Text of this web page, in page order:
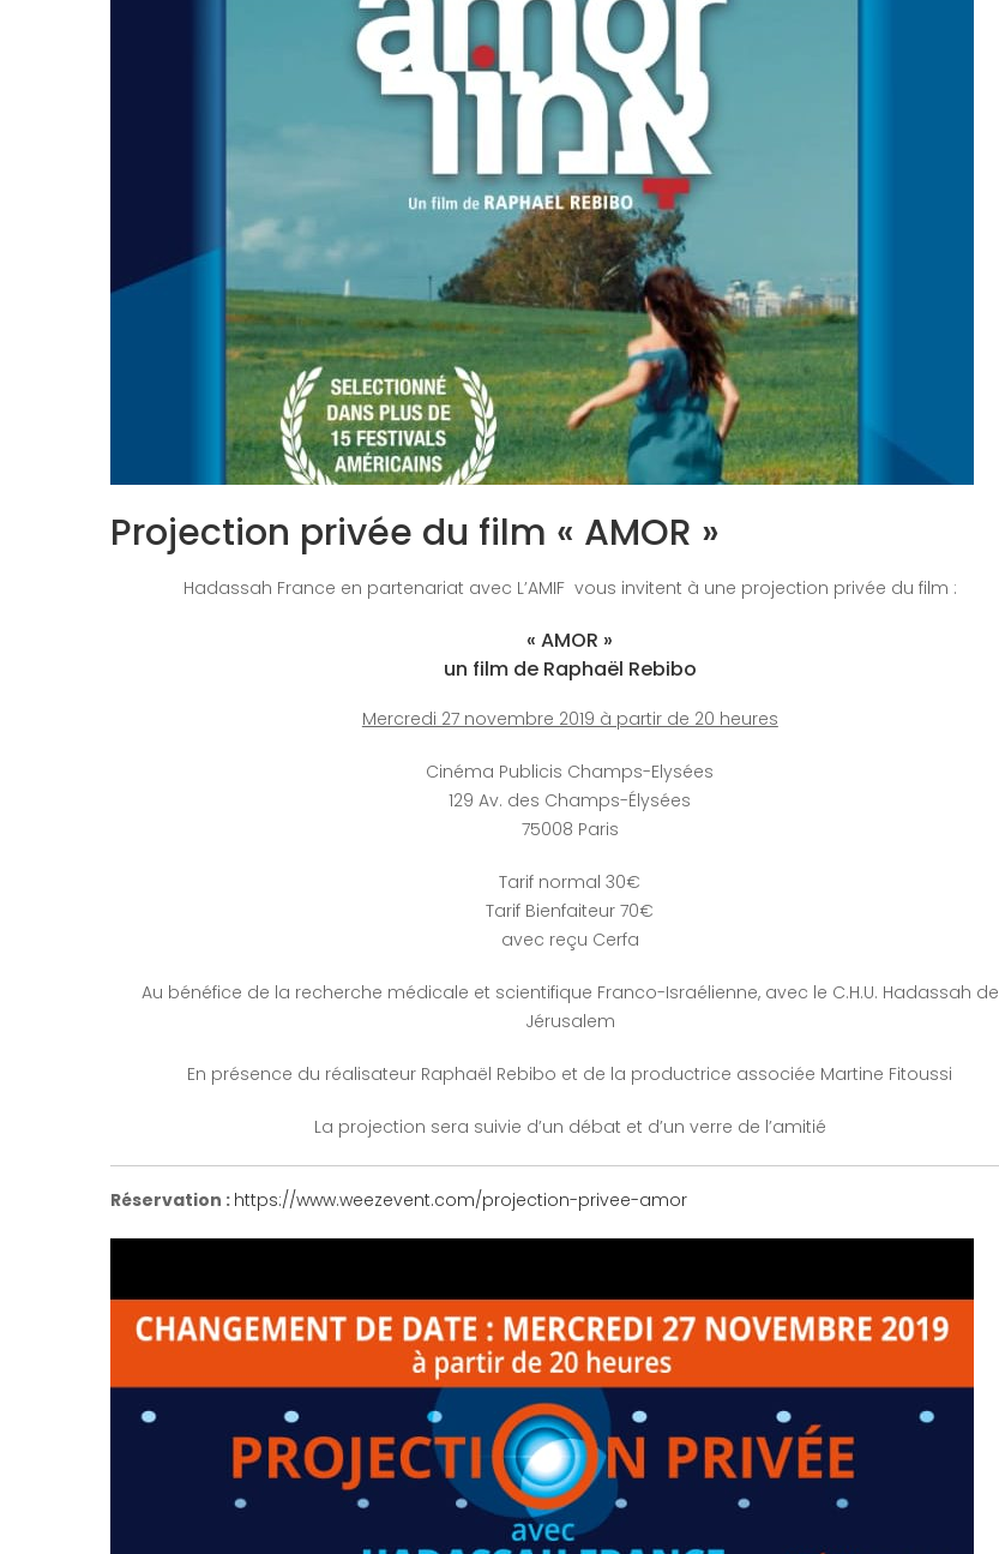
Projection privée du film « AMOR »
Hadassah France en partenariat avec L’AMIF vous invitent à une projection privée du film :
« AMOR »
un film de Raphaël Rebibo
Mercredi 27 novembre 2019 à partir de 20 heures
Cinéma Publicis Champs-Elysées
129 Av. des Champs-Élysées
75008 Paris
Tarif normal 30€
Tarif Bienfaiteur 70€
avec reçu Cerfa
Au bénéfice de la recherche médicale et scientifique Franco-Israélienne, avec le C.H.U. Hadassah de
Jérusalem
En présence du réalisateur Raphaël Rebibo et de la productrice associée Martine Fitoussi
La projection sera suivie d’un débat et d’un verre de l’amitié
Réservation : https://www.weezevent.com/projection-privee-amor